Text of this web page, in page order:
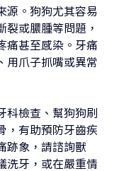
源。狗狗尤其容易
裂或膿腫等問題，
痛甚至感染。牙痛
用爪子抓嘴或異常
科檢查、幫狗狗刷
，有助預防牙齒疾
跡象，請諮詢獸
洗牙，或在嚴重情